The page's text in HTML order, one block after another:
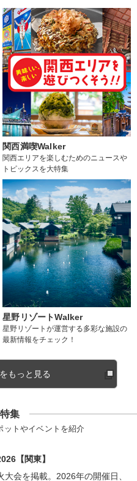
関西満喫Walker
関西エリアを楽しむためのニュースや
トピックスを大特集
星野リゾートWalker
星野リゾートが運営する多彩な施設の
最新情報をチェック！
もっと見る
集
ットやイベントを紹介
【関東】
大会を掲載。2026年の開催日、